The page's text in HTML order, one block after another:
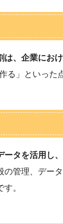
は、企業にお
る」といった
ータを活用し
管理、デー
。